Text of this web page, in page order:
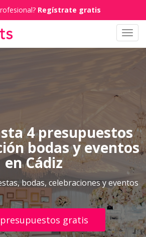
Regístrate gratis
4 presupuestos
bodas y eventos
en Cádiz
bodas, celebraciones y eventos
gratis